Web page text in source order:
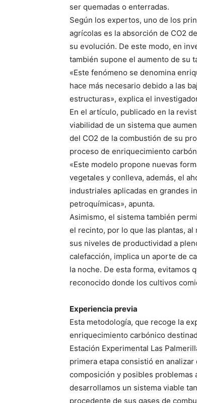
ser quemadas o enterradas.
Según los expertos, uno de los
agrícolas es la absorción de CO2
su evolución. De este modo, en
también supone el aumento de su
«Este fenómeno se denomina
hace más necesario debido a las
estructuras», explica el
En el artículo, publicado en la
viabilidad de un sistema que
del CO2 de la combustión de su
proceso de enriquecimiento
«Este modelo propone nuevas
vegetales y conlleva, además, el
industriales aplicadas en grandes
petroquímicas», apunta.
Asimismo, el sistema también
el recinto, por lo que las plantas,
sus niveles de productividad a
calefacción, implica un aporte de
la noche. De esta forma, evitamos
reconocido donde los cultivos
Experiencia previa
Esta metodología, que recoge la
enriquecimiento carbónico
Estación Experimental Las
primera etapa consistió en
composición y posibles problemas
desarrollamos un sistema viable
procedente de sus gases de